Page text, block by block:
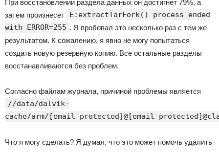
При восстановлении раздела данных он достигнет 79%, а
затем произнесет
E:extractTarFork() process ended
with ERROR=255 . Я пробовал это несколько раз с тем же
результатом. К сожалению, я явно не могу попытаться
создать новую резервную копию. Все остальные разделы
восстанавливаются без проблем.
Согласно файлам журнала, причиной проблемы является
//data/dalvik-
cache/arm/[email protected]@[email
Что я могу сделать? Я думал, что это может помочь удалить